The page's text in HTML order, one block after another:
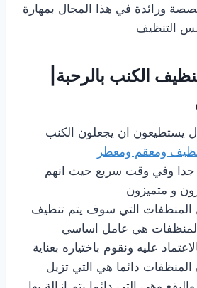
ورائدة في هذا المجال بمهارة
التنظيف
الكنب بالرحبة|
يستطيعون ان يجعلون الكنب
ومعقم ومعطر
وفي وقت سريع حيث انهم
و متميزون
المنظفات التي سوف يتم تنظيف
المنظفات هي عامل اساسي
عليه ونقوم باختياره بعناية
دائما هي التي تزيل